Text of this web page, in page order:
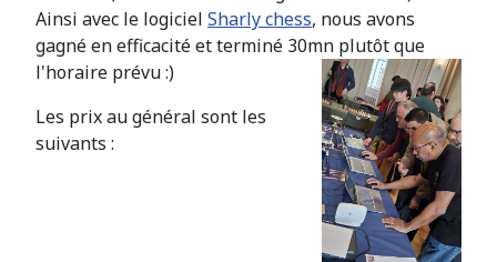
Ainsi avec le logiciel Sharly chess, nous avons
gagné en efficacité et terminé 30mn plutôt que
l'horaire prévu :)
Les prix au général sont les
suivants :